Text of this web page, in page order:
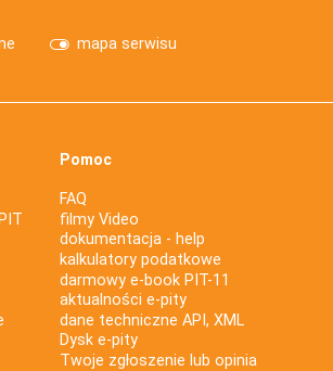
mapa serwisu
Pomoc
FAQ
filmy Video
dokumentacja - help
kalkulatory podatkowe
darmowy e-book PIT-11
aktualności e-pity
dane techniczne API, XML
Dysk e-pity
Twoje zgłoszenie lub opinia